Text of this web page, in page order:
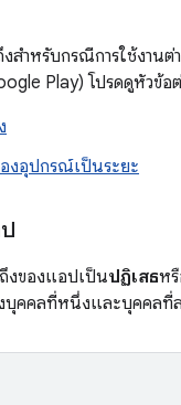
งสำหรับกรณีการใช้งา
Play) โปรดดูหัวข้
งอุปกรณ์เป็นระยะ
ถึงของแอปเป็นปฏิเสธห
คลที่หนึ่งและบุคคลที่ส